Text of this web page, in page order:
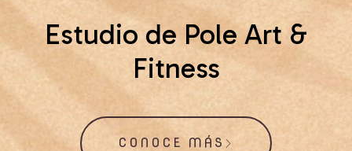
Estudio de Pole Art &
Fitness
CONOCE MÁS